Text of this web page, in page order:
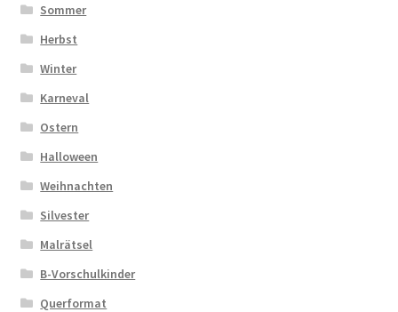
Sommer
Herbst
Winter
Karneval
Ostern
Halloween
Weihnachten
Silvester
Malrätsel
B-Vorschulkinder
Querformat